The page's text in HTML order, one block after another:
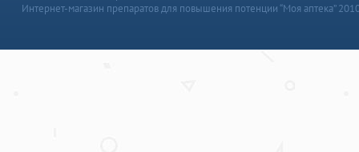
Интернет-магазин препаратов для повышения потенции “Моя аптека”